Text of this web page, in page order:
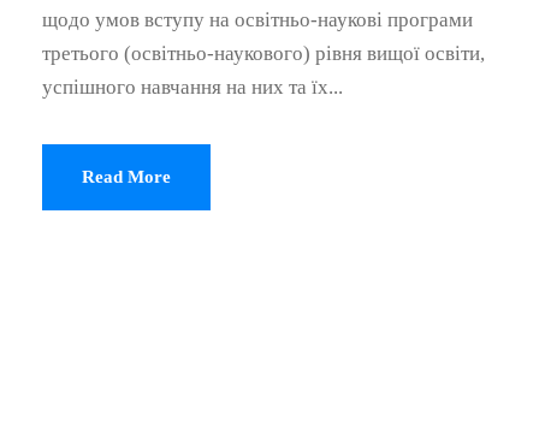
щодо умов вступу на освітньо-наукові програми
третього (освітньо-наукового) рівня вищої освіти,
успішного навчання на них та їх...
Read More